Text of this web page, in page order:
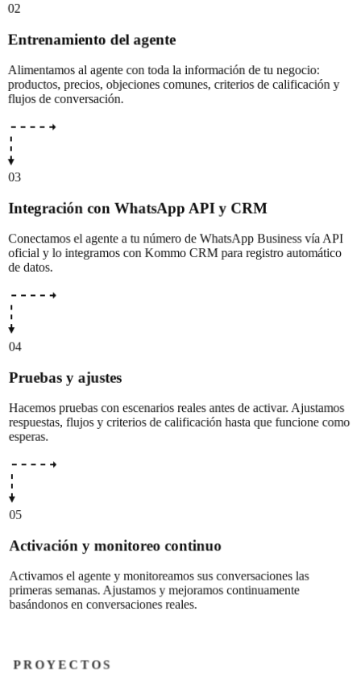
02
Entrenamiento del agente
Alimentamos al agente con toda la información de tu negocio:
productos, precios, objeciones comunes, criterios de calificación y
flujos de conversación.
03
Integración con WhatsApp API y CRM
Conectamos el agente a tu número de WhatsApp Business vía API
oficial y lo integramos con Kommo CRM para registro automático
de datos.
04
Pruebas y ajustes
Hacemos pruebas con escenarios reales antes de activar. Ajustamos
respuestas, flujos y criterios de calificación hasta que funcione como
esperas.
05
Activación y monitoreo continuo
Activamos el agente y monitoreamos sus conversaciones las
primeras semanas. Ajustamos y mejoramos continuamente
basándonos en conversaciones reales.
PROYECTOS